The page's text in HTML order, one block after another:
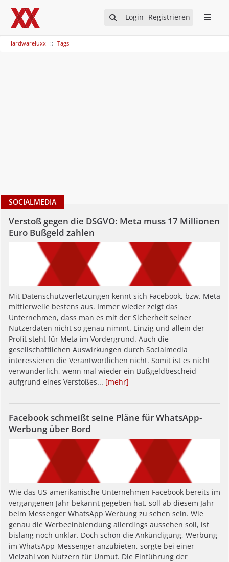
Login Registrieren
Hardwareluxx Tags
SOCIALMEDIA
Verstoß gegen die DSGVO: Meta muss 17 Millionen
Euro Bußgeld zahlen
Mit Datenschutzverletzungen kennt sich Facebook, bzw. Meta
mittlerweile bestens aus. Immer wieder zeigt das
Unternehmen, dass man es mit der Sicherheit seiner
Nutzerdaten nicht so genau nimmt. Einzig und allein der
Profit steht für Meta im Vordergrund. Auch die
gesellschaftlichen Auswirkungen durch Socialmedia
interessieren die Verantwortlichen nicht. Somit ist es nicht
verwunderlich, wenn mal wieder ein Bußgeldbescheid
aufgrund eines Verstoßes... [mehr]
Facebook schmeißt seine Pläne für WhatsApp-
Werbung über Bord
Wie das US-amerikanische Unternehmen Facebook bereits im
vergangenen Jahr bekannt gegeben hat, soll ab diesem Jahr
beim Messenger WhatsApp Werbung zu sehen sein. Wie
genau die Werbeeinblendung allerdings aussehen soll, ist
bislang noch unklar. Doch schon die Ankündigung, Werbung
im WhatsApp-Messenger anzubieten, sorgte bei einer
Vielzahl von Nutzern für Unmut. Die Einführung der